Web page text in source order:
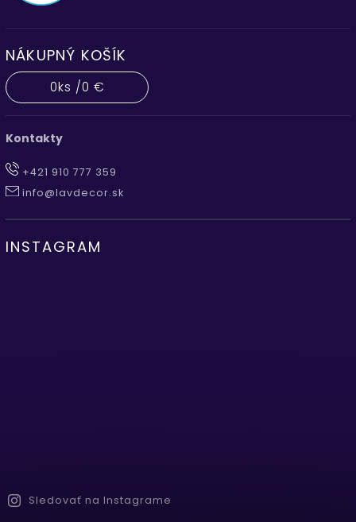
NÁKUPNÝ KOŠÍK
0ks /0 €
Kontakty
+421 910 777 359
info@lavdecor.sk
INSTAGRAM
Sledovať na Instagrame